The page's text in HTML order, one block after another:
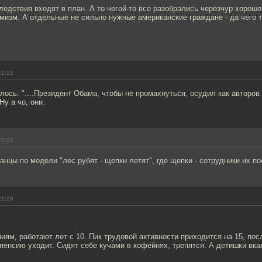
входят в план. А то чегой-то все разобрались черезчур
А отдельные не сильно нужные американские граждане - да чего
"....Президент Обама, чтобы не промахнуться, осудил как
а чо, они.
по модели "лес рубят - щепки летят", где щепки - сотрудники их
работают лет с 10. Пик трудовой активности приходится на 15,
уходит. Сидят себе кучами в кофейнях, трепятся. А детишки